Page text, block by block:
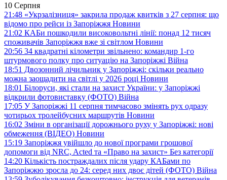
10 Серпня
21:48 «Укрзалізниця» закрила продаж квитків з 27 серпня: що
відомо про рейси із Запоріжжя Новини
21:02 КАБи пошкодили високовольтні лінії: понад 12 тисяч
споживачів Запоріжжя вже зі світлом Новини
20:56 34 квадратні кілометри звільнено: командир 1-го
штурмового полку про ситуацію на Запоріжжі Війна
18:51 Двозонний лічильник у Запоріжжі: скільки реально
можна заощадити на світлі у 2026 році Новини
18:01 Білоруси, які стали на захист України: у Запоріжжі
відкрили фотовиставку (ФОТО) Війна
17:05 У Запоріжжі 11 серпня тимчасово змінять рух одразу
чотирьох тролейбусних маршрутів Новини
16:02 Зміни в організації дорожнього руху у Запоріжжі: нові
обмеження (ВІДЕО) Новини
15:19 Запоріжжя увійшло до нової програми грошової
допомоги від NRC, Acted та «Право на захист» Без категорії
14:20 Кількість постраждалих після удару КАБами по
Запоріжжю зросла до 24: серед них двоє дітей (ФОТО) Війна